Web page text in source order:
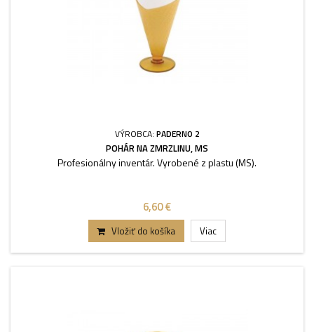
VÝROBCA: PADERNO 2
POHÁR NA ZMRZLINU, MS
Profesionálny inventár. Vyrobené z plastu (MS).
6,60 €
Vložiť do košíka Viac